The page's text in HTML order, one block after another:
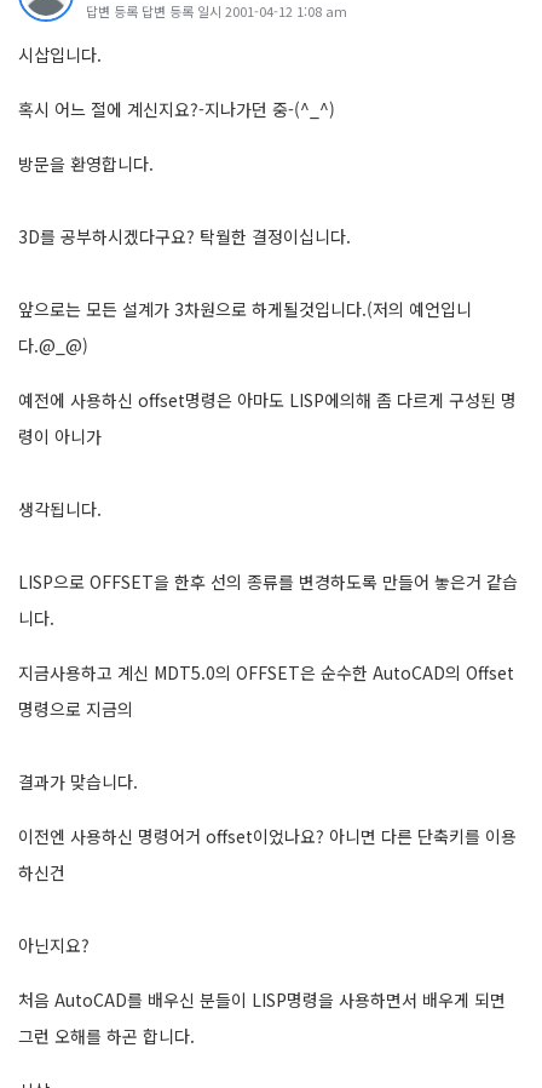
답변 등록 답변 등록 일시 2001-04-12 1:08 am
시삽입니다.
혹시 어느 절에 계신지요?-지나가던 중-(^_^)
방문을 환영합니다.
3D를 공부하시겠다구요? 탁월한 결정이십니다.
앞으로는 모든 설계가 3차원으로 하게될것입니다.(저의 예언입니
다.@_@)
예전에 사용하신 offset명령은 아마도 LISP에의해 좀 다르게 구성된 명
령이 아니가
생각됩니다.
LISP으로 OFFSET을 한후 선의 종류를 변경하도록 만들어 놓은거 같습
니다.
지금사용하고 계신 MDT5.0의 OFFSET은 순수한 AutoCAD의 Offset
명령으로 지금의
결과가 맞습니다.
이전엔 사용하신 명령어거 offset이었나요? 아니면 다른 단축키를 이용
하신건
아닌지요?
처음 AutoCAD를 배우신 분들이 LISP명령을 사용하면서 배우게 되면
그런 오해를 하곤 합니다.